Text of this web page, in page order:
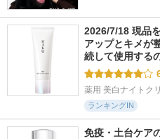
2026/7/18 現品
アップとキメが
続して使用する
薬用 美白ナイトク
ランキングIN
免疫・土台ケア